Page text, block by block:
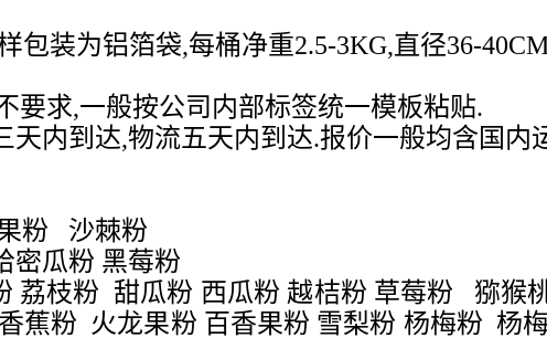
包装为铝箔袋,每桶净重2.5-3KG,直径36-
要求,一般按公司内部标签统一模板粘贴.
内到达,物流五天内到达.报价一般均含国内
粉 沙棘粉
瓜粉 黑莓粉
荔枝粉 甜瓜粉 西瓜粉 越桔粉 草莓粉 猕
蕉粉 火龙果粉 百香果粉 雪梨粉 杨梅粉